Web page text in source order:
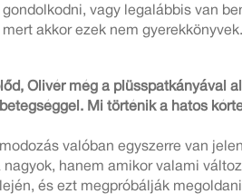
vagy legalábbis van
akkor ezek nem gyerekkönyvek.
Olivér még a plüsspatkányával
Mi történik a hatos
valóban egyszerre van
hanem amikor valami
és ezt megpróbálják